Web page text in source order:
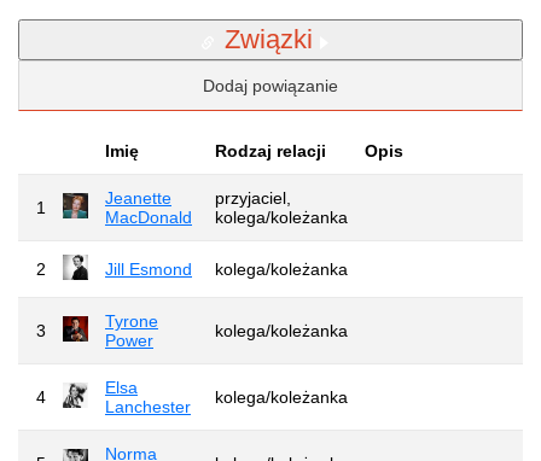
Związki
Dodaj powiązanie
Imię Rodzaj relacji Opis
1
Jeanette
MacDonald
przyjaciel,
kolega/koleżanka
2 Jill Esmond kolega/koleżanka
3
Tyrone
Power
kolega/koleżanka
4
Elsa
Lanchester
kolega/koleżanka
Norma